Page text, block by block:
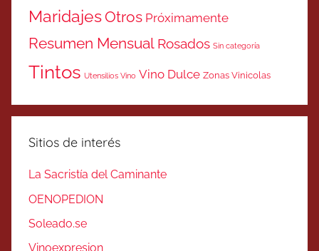
MaridajesOtros Próximamente
Resumen Mensual Rosados Sin categoría
Tintos Utensilios Vino Vino Dulce Zonas Vinicolas
Sitios de interés
La Sacristía del Caminante
OENOPEDION
Soleado.se
Vinoexpresion